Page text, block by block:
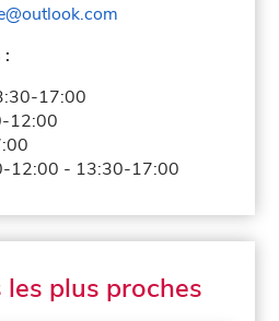
17:00
12:00
12:00 - 13:30-17:00
les plus proches